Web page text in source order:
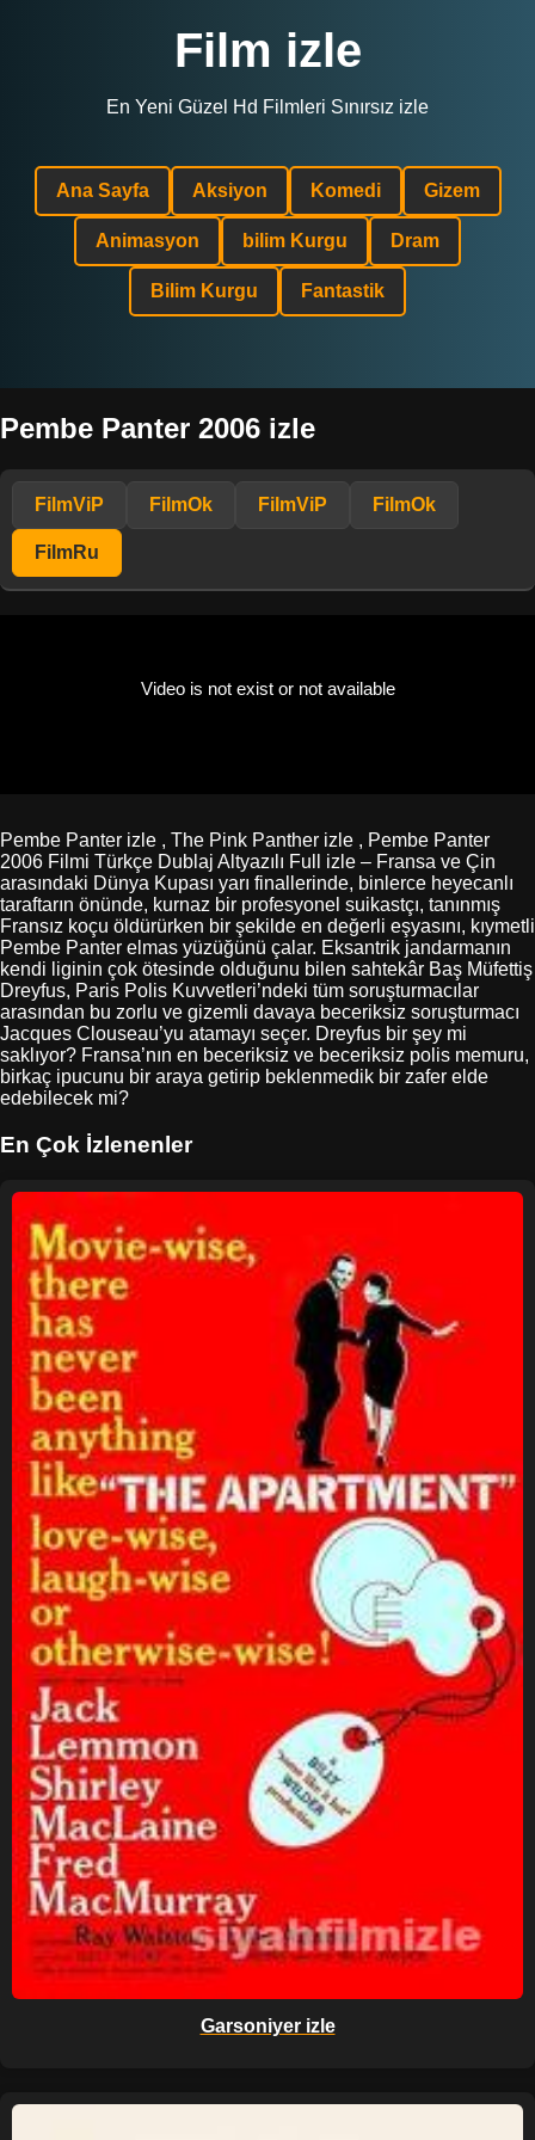
Film izle
En Yeni Güzel Hd Filmleri Sınırsız izle
Ana Sayfa Aksiyon Komedi Gizem
Animasyon bilim Kurgu Dram
Bilim Kurgu Fantastik
Pembe Panter 2006 izle
FilmViP FilmOk FilmViP FilmOk
FilmRu
Pembe Panter izle , The Pink Panther izle , Pembe Panter
2006 Filmi Türkçe Dublaj Altyazılı Full izle – Fransa ve Çin
arasındaki Dünya Kupası yarı finallerinde, binlerce heyecanlı
taraftarın önünde, kurnaz bir profesyonel suikastçı, tanınmış
Fransız koçu öldürürken bir şekilde en değerli eşyasını, kıymetli
Pembe Panter elmas yüzüğünü çalar. Eksantrik jandarmanın
kendi liginin çok ötesinde olduğunu bilen sahtekâr Baş Müfettiş
Dreyfus, Paris Polis Kuvvetleri’ndeki tüm soruşturmacılar
arasından bu zorlu ve gizemli davaya beceriksiz soruşturmacı
Jacques Clouseau’yu atamayı seçer. Dreyfus bir şey mi
saklıyor? Fransa’nın en beceriksiz ve beceriksiz polis memuru,
birkaç ipucunu bir araya getirip beklenmedik bir zafer elde
edebilecek mi?
En Çok İzlenenler
Garsoniyer izle